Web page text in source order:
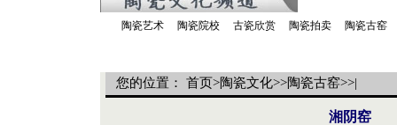
陶瓷艺术 陶瓷院校 古瓷欣赏 陶瓷拍卖 陶瓷古窑
您的位置： 首页>陶瓷文化>>陶瓷古窑>>|
湘阴窑